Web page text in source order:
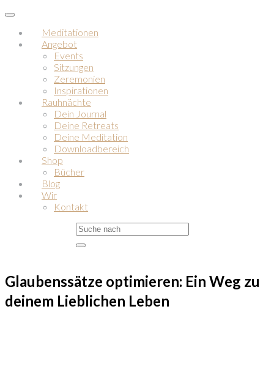
Skip
main
content
Toggle
navigationMeditationen
Angebot
Events
Sitzungen
Zeremonien
Inspirationen
Rauhnächte
Dein Journal
Deine Retreats
Deine Meditation
Downloadbereich
Shop
Bücher
Blog
Wir
Kontakt
Glaubenssätze optimieren: Ein Weg zu
deinem Lieblichen Leben